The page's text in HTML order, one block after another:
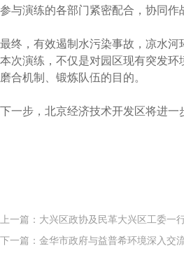
参与演练的各部门紧密配合，协同
最终，有效遏制水污染事故，凉水
本次演练，不仅是对园区现有突发
磨合机制、锻炼队伍的目的。
下一步，北京经济技术开发区将进
上一篇：大兴区政协及民革大兴区工委一
下一篇：金华市政府与益普希环境深入交